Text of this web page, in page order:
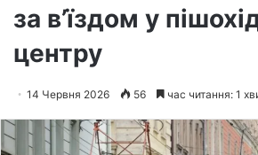
за в’їздом у
центру
14 Червня 2026 56 час читання: 1